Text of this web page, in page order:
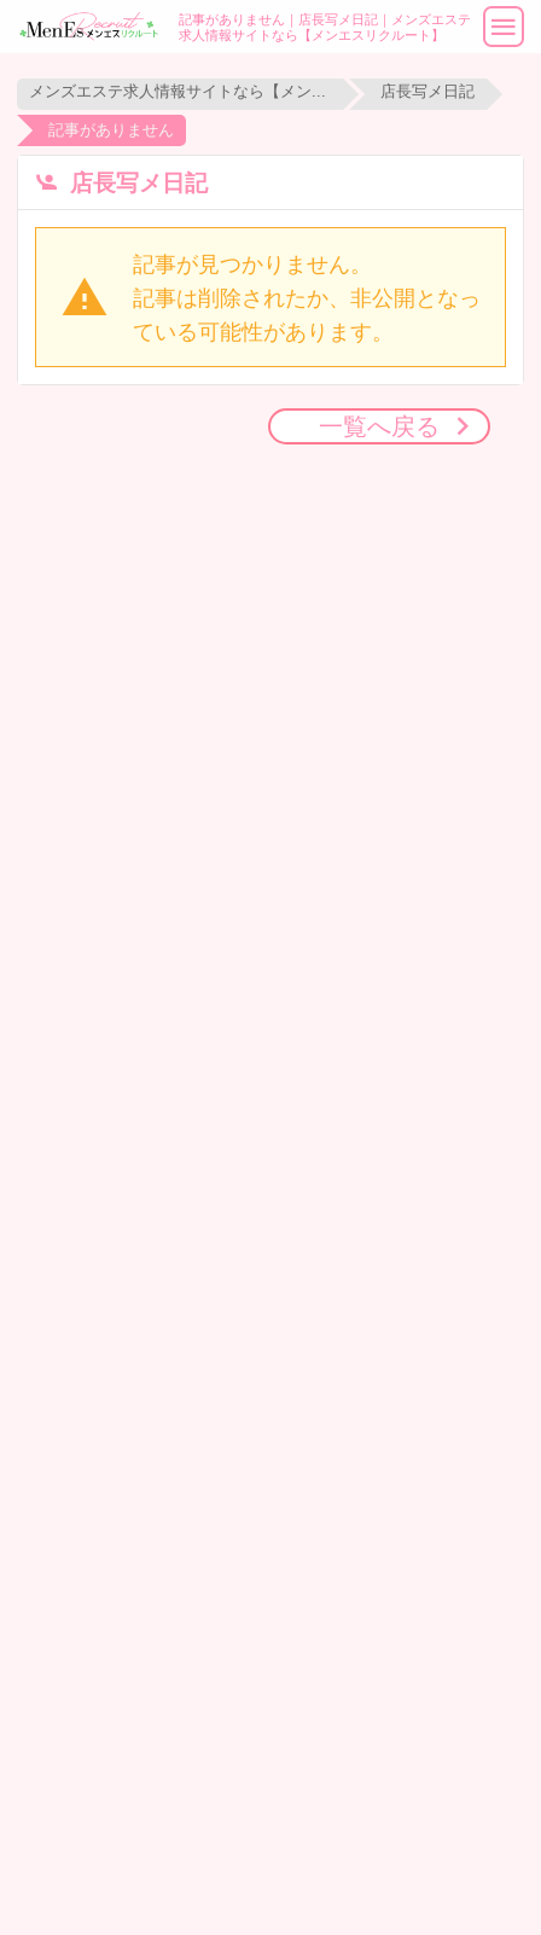
記事がありません｜店長写メ日記｜メンズエステ
求人情報サイトなら【メンエスリクルート】
店長写メ日記
記事がありません
店長写メ日記
記事が見つかりません。
記事は削除されたか、非公開となっ
ている可能性があります。
一覧へ戻る